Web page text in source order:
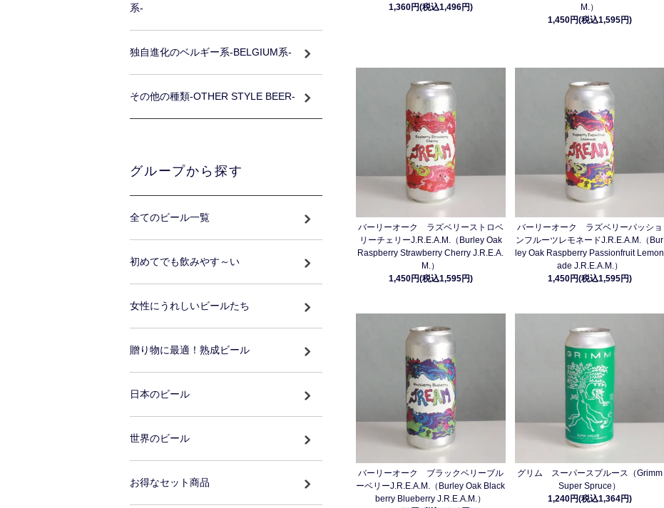
1,360円(税込1,496円)
M.）
1,450円(税込1,595円)
バーリーオーク ラズベリーストロベ
リーチェリーJ.R.E.A.M.（Burley Oak
Raspberry Strawberry Cherry J.R.E.A.
M.）
1,450円(税込1,595円)
バーリーオーク ラズベリーパッショ
ンフルーツレモネードJ.R.E.A.M.（Bur
ley Oak Raspberry Passionfruit Lemon
ade J.R.E.A.M.）
1,450円(税込1,595円)
バーリーオーク ブラックベリーブル
ーベリーJ.R.E.A.M.（Burley Oak Black
berry Blueberry J.R.E.A.M.）
グリム スーパースプルース（Grimm
Super Spruce）
1,240円(税込1,364円)
系-
独自進化のベルギー系-BELGIUM系-
その他の種類-OTHER STYLE BEER-
グループから探す
全てのビール一覧
初めてでも飲みやす～い
女性にうれしいビールたち
贈り物に最適！熟成ビール
日本のビール
世界のビール
お得なセット商品